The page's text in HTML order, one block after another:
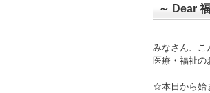
～ Dear
みなさん、こ
医療・福祉の
☆本日から始